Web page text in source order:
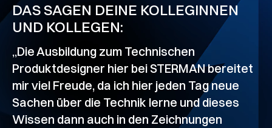
DAS SAGEN DEINE KOLLEGINNEN
UND KOLLEGEN:
„Die Ausbildung zum Technischen
Produktdesigner hier bei STERMAN bereitet
mir viel Freude, da ich hier jeden Tag neue
Sachen über die Technik lerne und dieses
Wissen dann auch in den Zeichnungen